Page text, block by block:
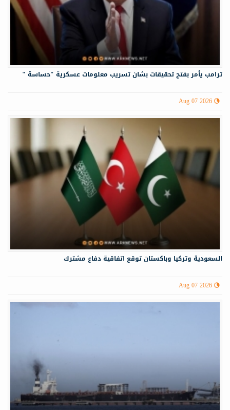
ترامب يأمر بفتح تحقيقات بشان تسريب معلومات عسكرية "حساسة "
Aug 07 2026
السعودية وتركيا وباكستان توقع اتفاقية دفاع مشترك
Aug 07 2026